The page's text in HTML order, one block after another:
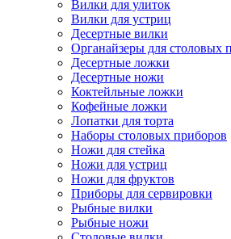
Вилки для улиток
Вилки для устриц
Десертные вилки
Органайзеры для столовых
Десертные ложки
Десертные ножи
Коктейльные ложки
Кофейные ложки
Лопатки для торта
Наборы столовых приборов
Ножи для стейка
Ножи для устриц
Ножи для фруктов
Приборы для сервировки
Рыбные вилки
Рыбные ножи